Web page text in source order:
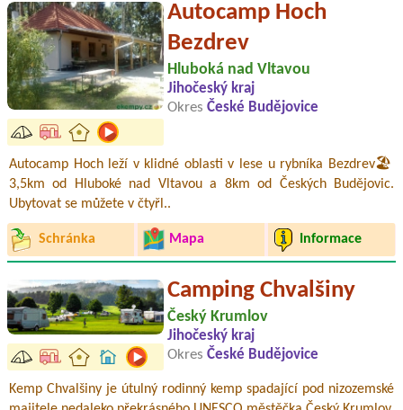
Autocamp Hoch
Bezdrev
Hluboká nad Vltavou
Jihočeský kraj
Okres České Budějovice
Autocamp Hoch leží v klidné oblasti v lese u rybníka Bezdrev🏖️
3,5km od Hluboké nad Vltavou a 8km od Českých Budějovic.
Ubytovat se můžete v čtyřl..
Schránka Mapa Informace
Camping Chvalšiny
Český Krumlov
Jihočeský kraj
Okres České Budějovice
Kemp Chvalšiny je útulný rodinný kemp spadající pod nizozemské